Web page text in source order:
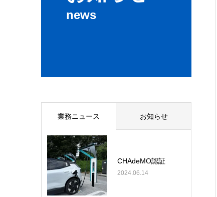
news
業務ニュース お知らせ
CHAdeMO認証
2024.06.14